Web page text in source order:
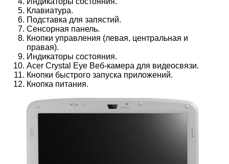
Клавиатура.
Подставка для запястий.
Сенсорная панель.
Кнопки управления (левая, центральная и
правая).
Индикаторы состояния.
Acer Crystal Eye Веб-камера для видеосвязи.
Кнопки быстрого запуска приложений.
Кнопка питания.